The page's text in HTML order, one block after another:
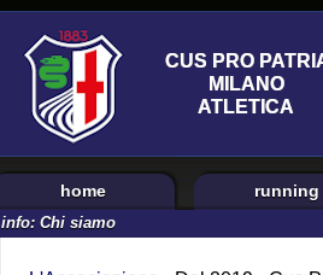
home running
info: Chi siamo